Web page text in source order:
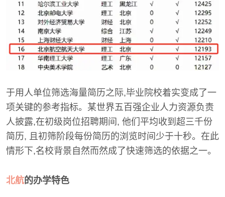
于用人单位筛选海量简历之际,毕业院校着实变成了一
项关键的参考指标。某世界五百强企业人力资源负责
人披露,在初级岗位招聘期间, 他们平均收到超三千份
简历, 且初筛阶段每份简历的浏览时间少于十秒。在此
情形下,名校背景自然而然成了快速筛选的依据之一。
北航的办学特色